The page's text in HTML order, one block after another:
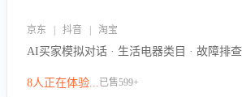
京东 | 抖音 | 淘宝
AI买家模拟对话 · 生活电器类目 · 故障排
8人正在体验...已售599+